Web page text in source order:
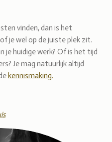
vinden, dan is het
je wel op de juiste plek zit.
je huidige werk? Of is het tijd
Je mag natuurlijk altijd
kennismaking.